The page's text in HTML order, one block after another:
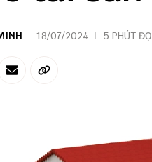
18/07/2024 5 PHÚT